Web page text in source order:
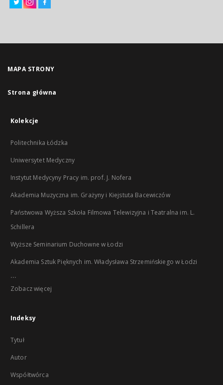
MAPA STRONY
Strona główna
Kolekcje
Politechnika Łódzka
Uniwersytet Medyczny
Instytut Medycyny Pracy im. prof. J. Nofera
Akademia Muzyczna im. Grażyny i Kiejstuta Bacewiczów
Państwowa Wyższa Szkoła Filmowa Telewizyjna i Teatralna im. L.
Schillera
Wyższe Seminarium Duchowne w Łodzi
Akademia Sztuk Pięknych im. Władysława Strzemińskiego w Łodzi
...
Zobacz więcej
Indeksy
Tytuł
Autor
Współtwórca